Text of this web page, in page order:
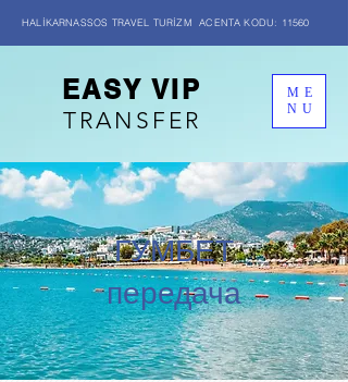
TRANSFER
EASY VIP
ME
NU
HALİKARNASSOS TRAVEL TURİZM ACENTA KODU: 11560
ГУМБЕТ
передача